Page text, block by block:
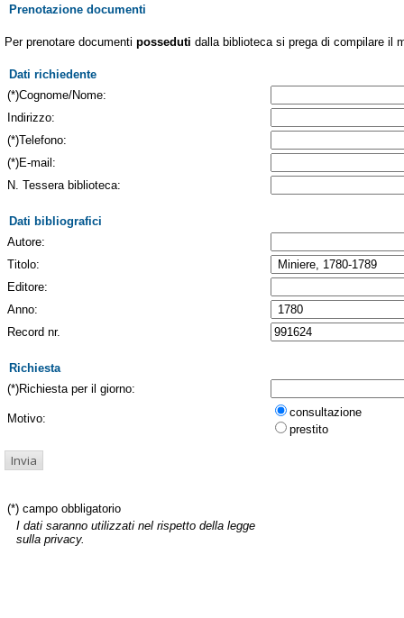
Prenotazione documenti
Per prenotare documenti posseduti dalla biblioteca si prega di compilare il
Dati richiedente
(*)Cognome/Nome:
Indirizzo:
(*)Telefono:
(*)E-mail:
N. Tessera biblioteca:
Dati bibliografici
Autore:
Titolo:
Editore:
Anno:
Record nr.
Richiesta
(*)Richiesta per il giorno:
Motivo:
consultazione
prestito
(*) campo obbligatorio
I dati saranno utilizzati nel rispetto della legge
sulla privacy.